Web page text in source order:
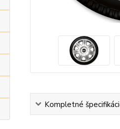
Kompletné